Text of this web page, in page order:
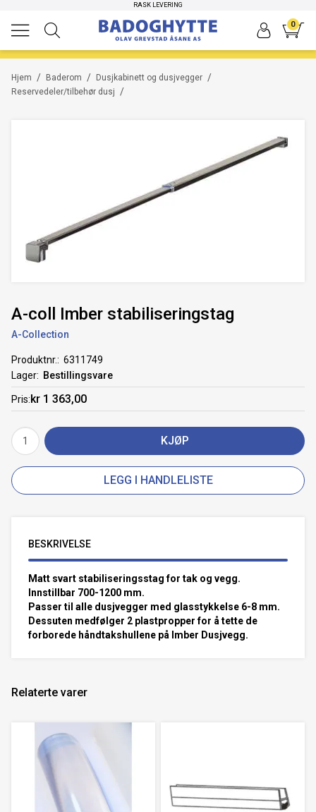
RASK LEVERING
HØYKVALITETS PRODUKTER
0
/
Hjem /
Baderom /
Dusjkabinett og dusjvegger
/
Reservedeler/tilbehør dusj
A-coll Imber stabiliseringstag
A-Collection
Produktnr.
6311749
Lager
Bestillingsvare
Pris kr 1 363,00
KJØP
LEGG I HANDLELISTE
BESKRIVELSE
Matt svart stabiliseringsstag for tak og vegg.
Innstillbar 700-1200 mm.
Passer til alle dusjvegger med glasstykkelse 6-8 mm.
Dessuten medfølger 2 plastpropper for å tette de
forborede håndtakshullene på Imber Dusjvegg.
Relaterte varer